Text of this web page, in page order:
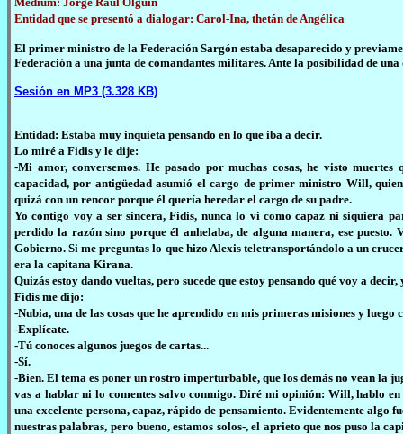
Entidad que se presentó a dialogar: Carol-Ina, thetán de Angélica
El primer ministro de la Federación Sargón estaba desaparecido y
Federación a una junta de comandantes militares. Ante la posibilidad de
Sesión en MP3 (3.328 KB)
Entidad: Estaba muy inquieta pensando en lo que iba a decir.
Lo miré a Fidis y le dije:
-Mi amor, conversemos. He pasado por muchas cosas, he visto
capacidad, por antigüedad asumió el cargo de primer ministro Will,
quizá con un rencor porque él quería heredar el cargo de su padre.
Yo contigo voy a ser sincera, Fidis, nunca lo vi como capaz ni siquiera
perdido la razón sino porque él anhelaba, de alguna manera, ese
Gobierno. Si me preguntas lo que hizo Alexis teletransportándolo a un
era la capitana Kirana.
Quizás estoy dando vueltas, pero sucede que estoy pensando qué voy a
Fidis me dijo:
-Nubia, una de las cosas que he aprendido en mis primeras misiones y
-Explícate.
-Tú conoces algunos juegos de cartas...
-Sí.
-Bien. El tema es poner un rostro imperturbable, que los demás no vean la
vas a hablar ni lo comentes salvo conmigo. Diré mi opinión: Will, hablo
una excelente persona, capaz, rápido de pensamiento. Evidentemente
nuestras palabras, pero bueno, estamos solos-, el aprieto que nos puso la